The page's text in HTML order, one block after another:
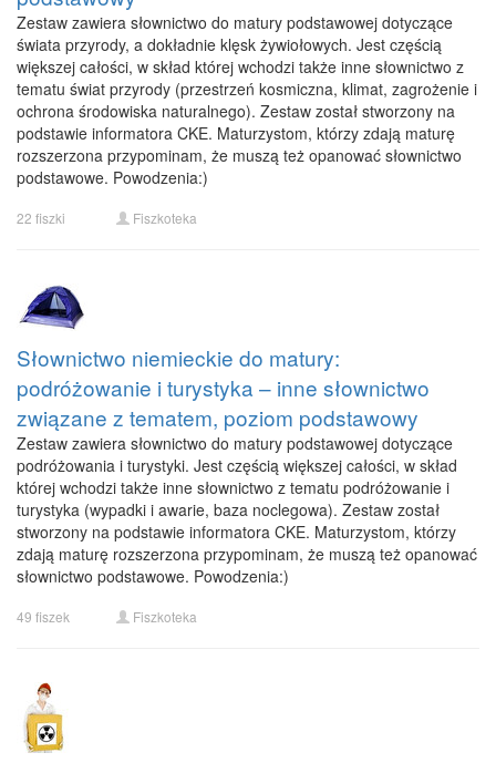
Zestaw zawiera słownictwo do matury podstawowej dotyczące
świata przyrody, a dokładnie klęsk żywiołowych. Jest częścią
większej całości, w skład której wchodzi także inne słownictwo z
tematu świat przyrody (przestrzeń kosmiczna, klimat, zagrożenie i
ochrona środowiska naturalnego). Zestaw został stworzony na
podstawie informatora CKE. Maturzystom, którzy zdają maturę
rozszerzona przypominam, że muszą też opanować słownictwo
podstawowe. Powodzenia:)
22 fiszki Fiszkoteka
Słownictwo niemieckie do matury:
podróżowanie i turystyka – inne słownictwo
związane z tematem, poziom podstawowy
Zestaw zawiera słownictwo do matury podstawowej dotyczące
podróżowania i turystyki. Jest częścią większej całości, w skład
której wchodzi także inne słownictwo z tematu podróżowanie i
turystyka (wypadki i awarie, baza noclegowa). Zestaw został
stworzony na podstawie informatora CKE. Maturzystom, którzy
zdają maturę rozszerzona przypominam, że muszą też opanować
słownictwo podstawowe. Powodzenia:)
49 fiszek Fiszkoteka